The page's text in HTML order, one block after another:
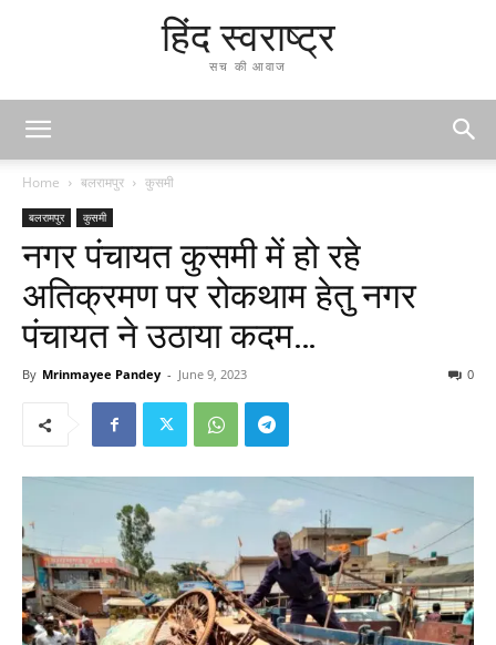
हिंद स्वराष्ट्र
सच की आवाज
Home बलरामपुर कुसमी
बलरामपुर कुसमी
नगर पंचायत कुसमी में हो रहे
अतिक्रमण पर रोकथाम हेतु नगर
पंचायत ने उठाया कदम…
By Mrinmayee Pandey - June 9, 2023 0